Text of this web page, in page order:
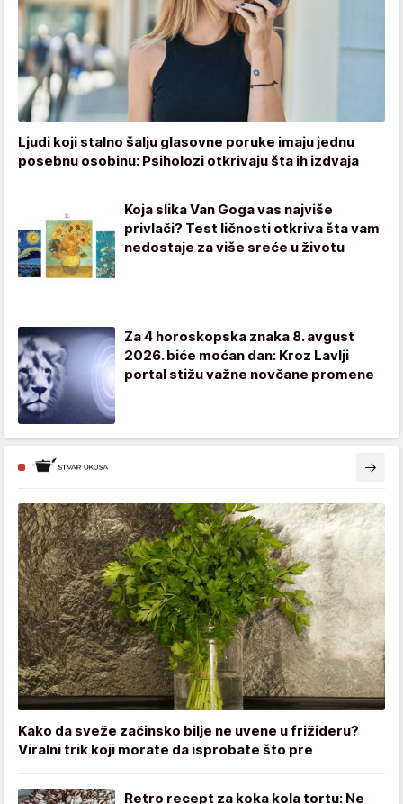
Ljudi koji stalno šalju glasovne poruke imaju jednu
posebnu osobinu: Psiholozi otkrivaju šta ih izdvaja
Koja slika Van Goga vas najviše
privlači? Test ličnosti otkriva šta vam
nedostaje za više sreće u životu
Za 4 horoskopska znaka 8. avgust
2026. biće moćan dan: Kroz Lavlji
portal stižu važne novčane promene
Kako da sveže začinsko bilje ne uvene u frižideru?
Viralni trik koji morate da isprobate što pre
Retro recept za koka kola tortu: Ne